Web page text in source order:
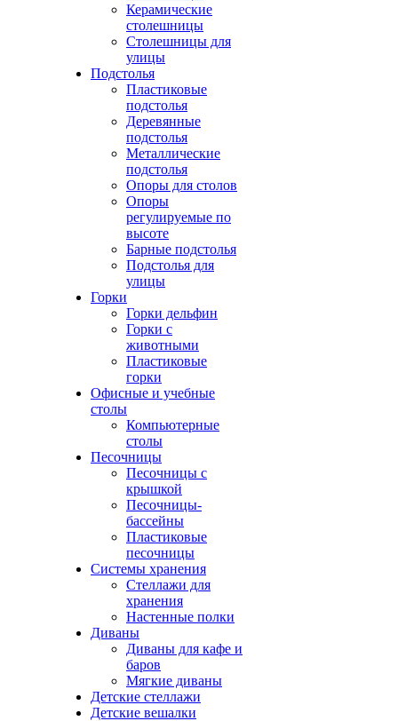
Керамические
столешницы
Столешницы для
улицы
Подстолья
Пластиковые
подстолья
Деревянные
подстолья
Металлические
подстолья
Опоры для столов
Опоры
регулируемые по
высоте
Барные подстолья
Подстолья для
улицы
Горки
Горки дельфин
Горки с
животными
Пластиковые
горки
Офисные и учебные
столы
Компьютерные
столы
Песочницы
Песочницы с
крышкой
Песочницы-
бассейны
Пластиковые
песочницы
Системы хранения
Стеллажи для
хранения
Настенные полки
Диваны
Диваны для кафе и
баров
Мягкие диваны
Детские стеллажи
Детские вешалки